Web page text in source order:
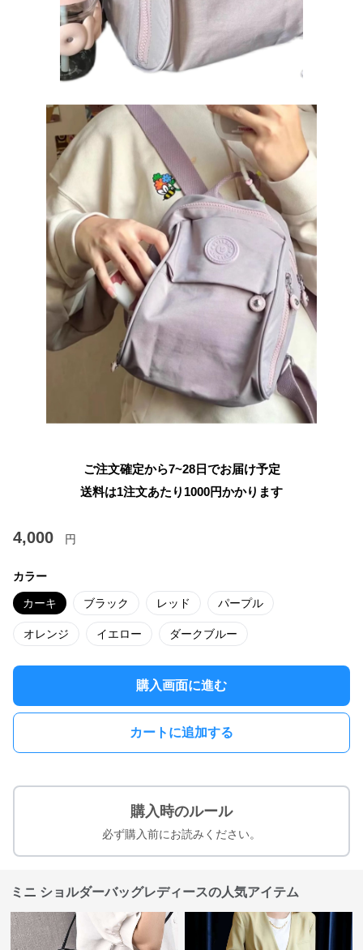
ご注文確定から7~28日でお届け予定
送料は1注文あたり 1000円かかります
4,000 円
カラー
カーキ ブラック レッド パープル
オレンジ イエロー ダークブルー
購入画面に進む
カートに追加する
購入時のルール
必ず購入前にお読みください。
ミニ ショルダーバッグレディースの人気アイテム